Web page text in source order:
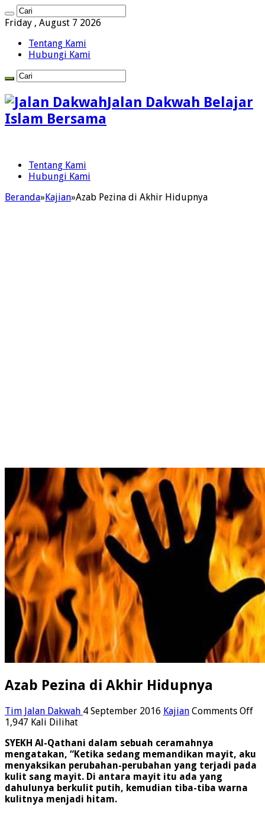
Friday , August 7 2026
Tentang Kami
Hubungi Kami
Jalan Dakwah Belajar
Islam Bersama
Tentang Kami
Hubungi Kami
Beranda»Kajian»Azab Pezina di Akhir Hidupnya
Azab Pezina di Akhir Hidupnya
Tim Jalan Dakwah 4 September 2016 Kajian Comments Offon
1,947 Kali Dilihat
SYEKH Al-Qathani dalam sebuah ceramahnya
mengatakan, “Ketika sedang memandikan mayit, aku
menyaksikan perubahan-perubahan yang terjadi pada
kulit sang mayit. Di antara mayit itu ada yang
dahulunya berkulit putih, kemudian tiba-tiba warna
kulitnya menjadi hitam.